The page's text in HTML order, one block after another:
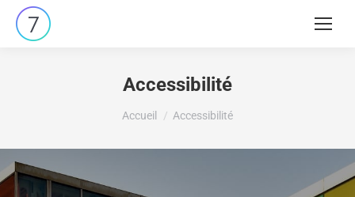
Accessibilité
Vous êtes ici :
Accueil Accessibilité